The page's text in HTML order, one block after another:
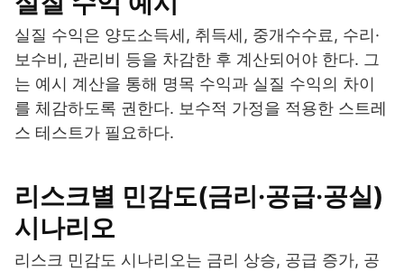
실질 수익은 양도소득세, 취득세, 중개수수료, 수리·
보수비, 관리비 등을 차감한 후 계산되어야 한다. 그
는 예시 계산을 통해 명목 수익과 실질 수익의 차이
를 체감하도록 권한다. 보수적 가정을 적용한 스트레
스 테스트가 필요하다.
리스크별 민감도(금리·공급·공실)
시나리오
리스크 민감도 시나리오는 금리 상승, 공급 증가, 공